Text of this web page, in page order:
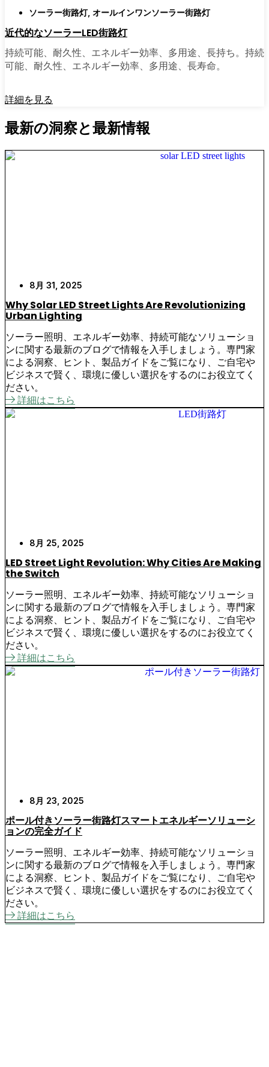
ソーラー街路灯, オールインワンソーラー街路灯
近代的なソーラーLED街路灯
持続可能、耐久性、エネルギー効率、多用途、長持ち。持続
可能、耐久性、エネルギー効率、多用途、長寿命。
詳細を見る
最新の洞察と最新情報
8月 31, 2025
Why Solar LED Street Lights Are Revolutionizing
Urban Lighting
ソーラー照明、エネルギー効率、持続可能なソリューショ
ンに関する最新のブログで情報を入手しましょう。専門家
による洞察、ヒント、製品ガイドをご覧になり、ご自宅や
ビジネスで賢く、環境に優しい選択をするのにお役立てく
ださい。
詳細はこちら
8月 25, 2025
LED Street Light Revolution: Why Cities Are Making
the Switch
ソーラー照明、エネルギー効率、持続可能なソリューショ
ンに関する最新のブログで情報を入手しましょう。専門家
による洞察、ヒント、製品ガイドをご覧になり、ご自宅や
ビジネスで賢く、環境に優しい選択をするのにお役立てく
ださい。
詳細はこちら
8月 23, 2025
ポール付きソーラー街路灯スマートエネルギーソリューシ
ョンの完全ガイド
ソーラー照明、エネルギー効率、持続可能なソリューショ
ンに関する最新のブログで情報を入手しましょう。専門家
による洞察、ヒント、製品ガイドをご覧になり、ご自宅や
ビジネスで賢く、環境に優しい選択をするのにお役立てく
ださい。
詳細はこちら